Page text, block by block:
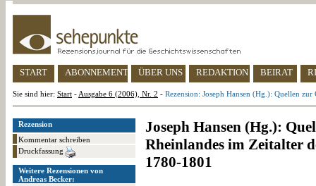
START ABONNEMENT ÜBER UNS REDAKTION BEIRAT
Sie sind hier: Start - Ausgabe 6 (2006), Nr. 2 - Rezension: Joseph Hansen (Hg.): Quellen
Rezension
Kommentar schreiben
Druckfassung
Weitere Rezensionen von
Andreas Becker:
Joseph Hansen (Hg.):
Rheinlandes im Zeitalter
1780-1801